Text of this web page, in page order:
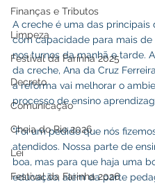
Finanças e Tributos
Limpeza
Festival da Farinha 2025
Decreto
Comunicação
Cheia do Rio 2026
Lei
Festival da Farinha 2026
A creche é uma das principais
com capacidade para mais de
nos turnos da manhã e tarde.
da creche, Ana da Cruz
a reforma vai melhorar o
processo de ensino
"Foi um pedido que nós
atendidos. Nossa parte de
boa, mas para que haja uma
educação, além da parte